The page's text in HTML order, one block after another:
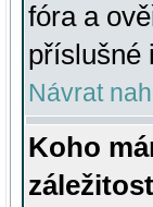
fóra a
příslušné
Návrat
Koho